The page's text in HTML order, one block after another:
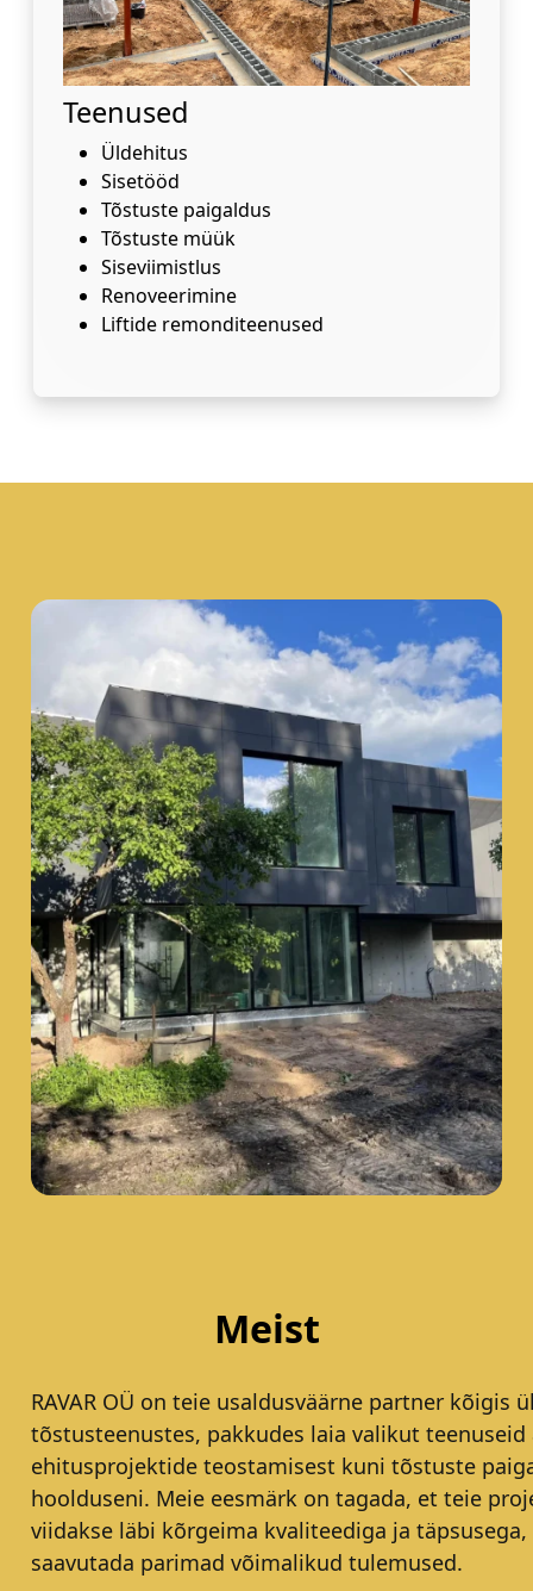
Teenused
Üldehitus
Sisetööd
Tõstuste paigaldus
Tõstuste müük
Siseviimistlus
Renoveerimine
Liftide remonditeenused
Meist
RAVAR OÜ on teie usaldusväärne partner kõigis
tõstusteenustes, pakkudes laia valikut teenuseid
ehitusprojektide teostamisest kuni tõstuste
hoolduseni. Meie eesmärk on tagada, et teie
viidakse läbi kõrgeima kvaliteediga ja täpsusega,
saavutada parimad võimalikud tulemused.